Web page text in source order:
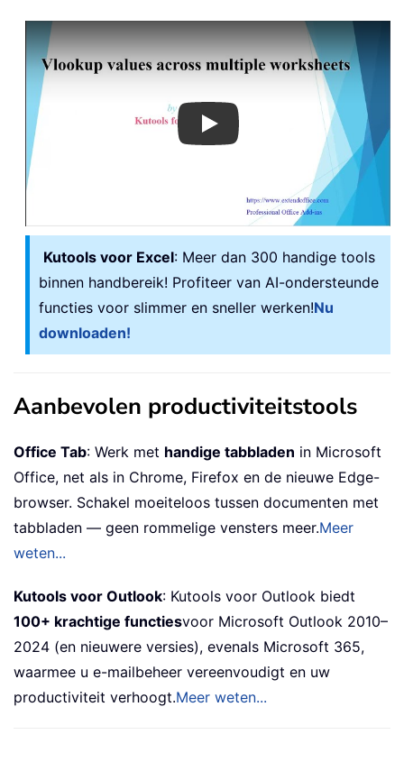
Play
Kutools voor Excel: Meer dan 300 handige tools
binnen handbereik! Profiteer van AI-ondersteunde
functies voor slimmer en sneller werken!Nu
downloaden!
Aanbevolen productiviteitstools
Office Tab: Werk met handige tabbladen in Microsoft
Office, net als in Chrome, Firefox en de nieuwe Edge-
browser. Schakel moeiteloos tussen documenten met
tabbladen — geen rommelige vensters meer.Meer
weten...
Kutools voor Outlook: Kutools voor Outlook biedt
100+ krachtige functiesvoor Microsoft Outlook 2010–
2024 (en nieuwere versies), evenals Microsoft 365,
waarmee u e-mailbeheer vereenvoudigt en uw
productiviteit verhoogt.Meer weten...